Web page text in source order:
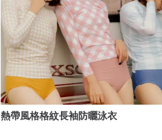
熱帶風格格紋長袖防曬泳衣